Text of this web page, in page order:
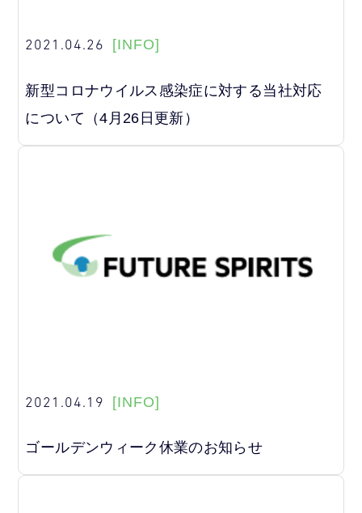
2021.04.26 [INFO]
新型コロナウイルス感染症に対する当社対応
について（4月26日更新）
2021.04.19 [INFO]
ゴールデンウィーク休業のお知らせ